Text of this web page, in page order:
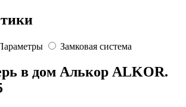
Замковая система
в дом Алькор ALKOR.